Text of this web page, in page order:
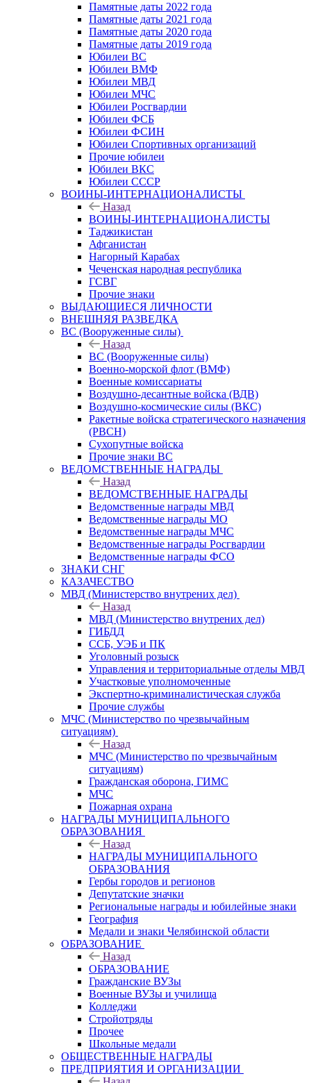
Памятные даты 2022 года
Памятные даты 2021 года
Памятные даты 2020 года
Памятные даты 2019 года
Юбилеи ВС
Юбилеи ВМФ
Юбилеи МВД
Юбилеи МЧС
Юбилеи Росгвардии
Юбилеи ФСБ
Юбилеи ФСИН
Юбилеи Спортивных организаций
Прочие юбилеи
Юбилеи ВКС
Юбилеи СССР
ВОИНЫ-ИНТЕРНАЦИОНАЛИСТЫ
Назад
ВОИНЫ-ИНТЕРНАЦИОНАЛИСТЫ
Таджикистан
Афганистан
Нагорный Карабах
Чеченская народная республика
ГСВГ
Прочие знаки
ВЫДАЮЩИЕСЯ ЛИЧНОСТИ
ВНЕШНЯЯ РАЗВЕДКА
ВС (Вооруженные силы)
Назад
ВС (Вооруженные силы)
Военно-морской флот (ВМФ)
Военные комиссариаты
Воздушно-десантные войска (ВДВ)
Воздушно-космические силы (ВКС)
Ракетные войска стратегического назначения
(РВСН)
Сухопутные войска
Прочие знаки ВС
ВЕДОМСТВЕННЫЕ НАГРАДЫ
Назад
ВЕДОМСТВЕННЫЕ НАГРАДЫ
Ведомственные награды МВД
Ведомственные награды МО
Ведомственные награды МЧС
Ведомственные награды Росгвардии
Ведомственные награды ФСО
ЗНАКИ СНГ
КАЗАЧЕСТВО
МВД (Министерство внутрених дел)
Назад
МВД (Министерство внутрених дел)
ГИБДД
ССБ, УЭБ и ПК
Уголовный розыск
Управления и территориальные отделы МВД
Участковые уполномоченные
Экспертно-криминалистическая служба
Прочие службы
МЧС (Министерство по чрезвычайным
ситуациям)
Назад
МЧС (Министерство по чрезвычайным
ситуациям)
Гражданская оборона, ГИМС
МЧС
Пожарная охрана
НАГРАДЫ МУНИЦИПАЛЬНОГО
ОБРАЗОВАНИЯ
Назад
НАГРАДЫ МУНИЦИПАЛЬНОГО
ОБРАЗОВАНИЯ
Гербы городов и регионов
Депутатские значки
Региональные награды и юбилейные знаки
География
Медали и знаки Челябинской области
ОБРАЗОВАНИЕ
Назад
ОБРАЗОВАНИЕ
Гражданские ВУЗы
Военные ВУЗы и училища
Колледжи
Стройотряды
Прочее
Школьные медали
ОБЩЕСТВЕННЫЕ НАГРАДЫ
ПРЕДПРИЯТИЯ И ОРГАНИЗАЦИИ